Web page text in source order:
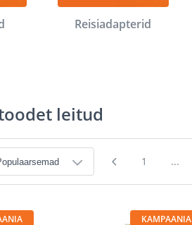
Reisiadapterid
leitud
1 ...
KAMPAANIA